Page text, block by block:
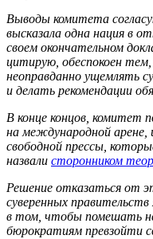
Выводы комитета
высказала одна нация в
своем окончательном
цитирую, обеспокоен
неоправданно ущемлять
и делать рекомендации
В конце концов, комитет
на международной
свободной прессы,
назвали сторонником
Решение отказаться от
суверенных
в том, чтобы помешать
бюрократиям превзойти